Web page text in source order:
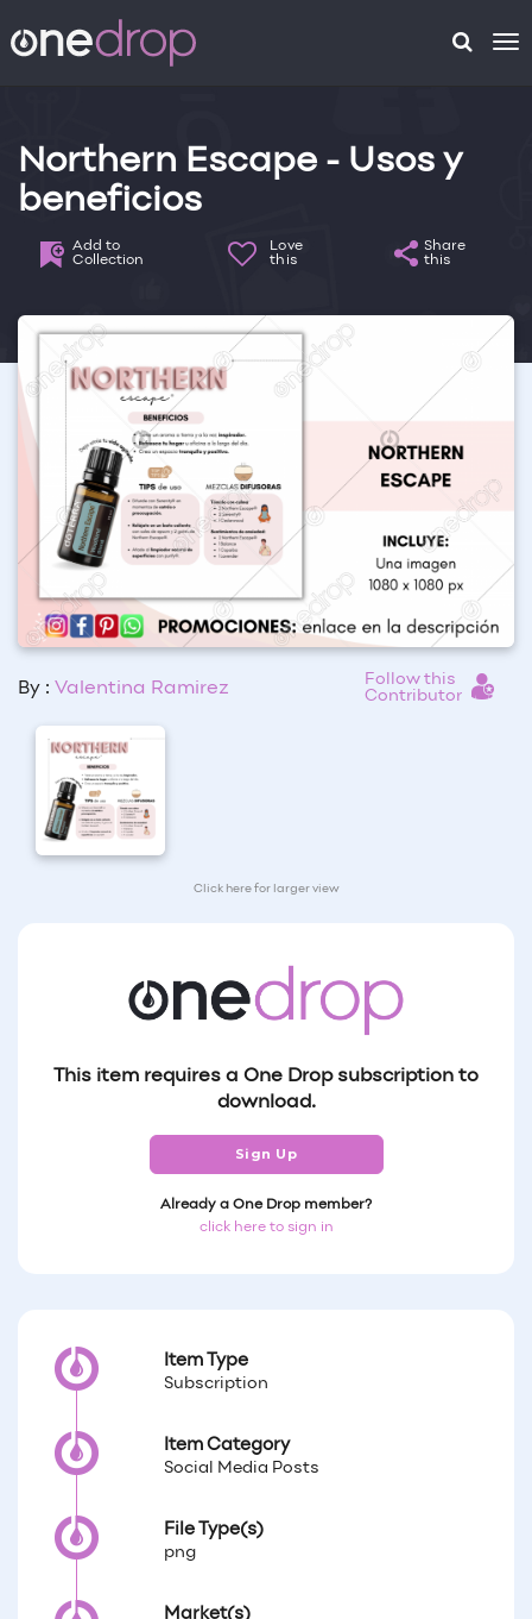
Northern Escape - Usos y
beneficios
Add to
Collection
Love
this
Share
this
By : Valentina Ramirez
Follow this
Contributor
Click here for larger view
This item requires a One Drop subscription to
download.
Sign Up
Already a One Drop member?
click here to sign in
Item Type
Subscription
Item Category
Social Media Posts
File Type(s)
png
Market(s)